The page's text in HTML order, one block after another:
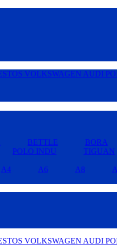
BETTLE BORA
POLO INDU TIGUAN
A4 A6 A8